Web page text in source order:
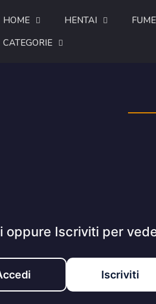
HOME HENTAI
CATEGORIE
oppure Iscriviti per
Iscriviti